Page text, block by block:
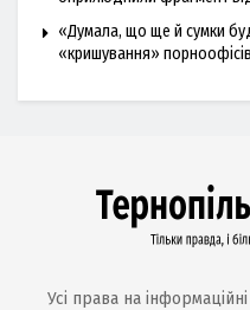
«Думала, що ще й сумки
«кришування»
Усі права на